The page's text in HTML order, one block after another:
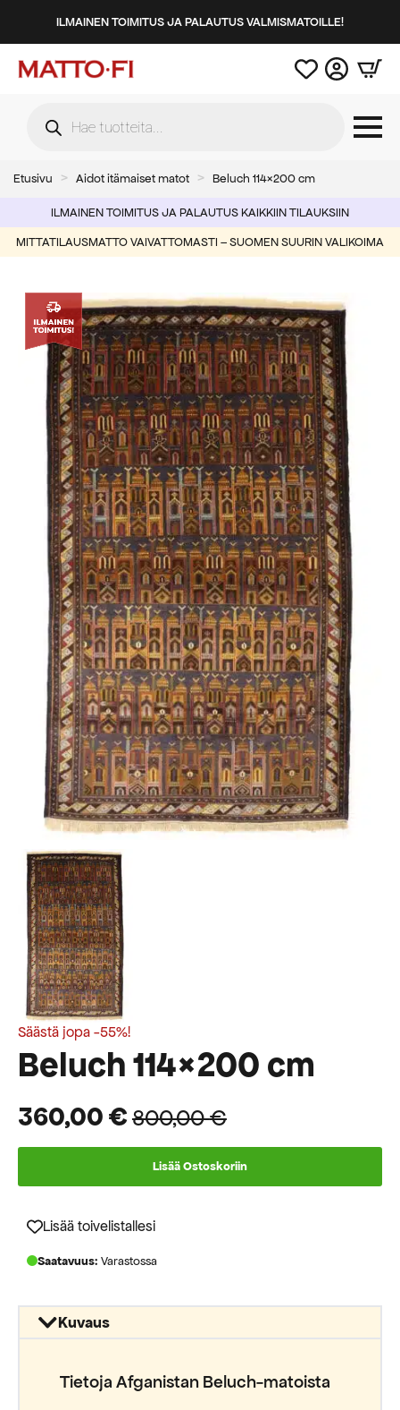
ILMAINEN TOIMITUS JA PALAUTUS VALMISMATOILLE!
search
Etusivu Aidot itämaiset matot Beluch 114×200 cm
ILMAINEN TOIMITUS JA PALAUTUS KAIKKIIN TILAUKSIIN
MITTATILAUSMATTO VAIVATTOMASTI – SUOMEN SUURIN VALIKOIMA
-55%
Säästä jopa -55%!
Beluch 114×200 cm
800,00€
Alkuperäinen
oli:
800,00 €.
360,00€
Nykyinen
on:
360,00 €.
Lisää Ostoskoriin
Lisää toivelistallesi
Saatavuus: Varastossa
Kuvaus
Tietoja Afganistan Beluch-matoista